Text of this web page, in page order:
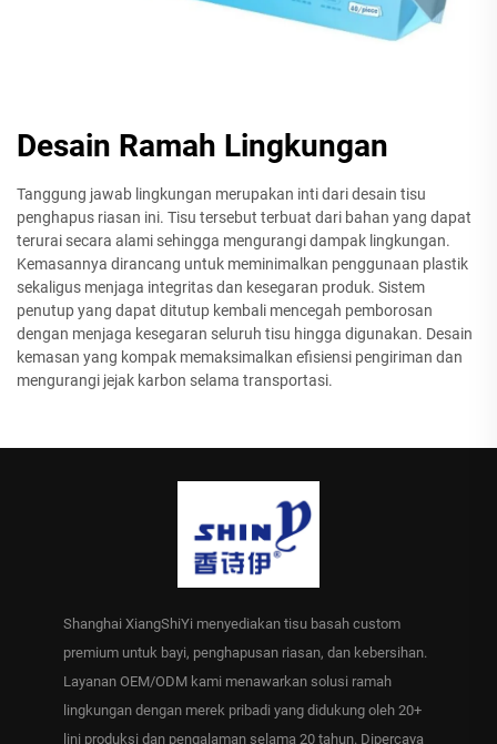
Desain Ramah Lingkungan
Tanggung jawab lingkungan merupakan inti dari desain tisu
penghapus riasan ini. Tisu tersebut terbuat dari bahan yang dapat
terurai secara alami sehingga mengurangi dampak lingkungan.
Kemasannya dirancang untuk meminimalkan penggunaan plastik
sekaligus menjaga integritas dan kesegaran produk. Sistem
penutup yang dapat ditutup kembali mencegah pemborosan
dengan menjaga kesegaran seluruh tisu hingga digunakan. Desain
kemasan yang kompak memaksimalkan efisiensi pengiriman dan
mengurangi jejak karbon selama transportasi.
Shanghai XiangShiYi menyediakan tisu basah custom
premium untuk bayi, penghapusan riasan, dan kebersihan.
Layanan OEM/ODM kami menawarkan solusi ramah
lingkungan dengan merek pribadi yang didukung oleh 20+
lini produksi dan pengalaman selama 20 tahun. Dipercaya